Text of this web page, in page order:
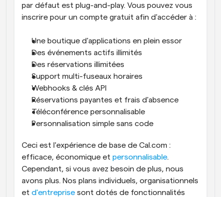
par défaut est plug-and-play. Vous pouvez vous
inscrire pour un compte gratuit afin d'accéder à :
Une boutique d'applications en plein essor
Des événements actifs illimités
Des réservations illimitées
Support multi-fuseaux horaires
Webhooks & clés API
Réservations payantes et frais d'absence
Téléconférence personnalisable
Personnalisation simple sans code
Ceci est l'expérience de base de Cal.com :
efficace, économique et personnalisable.
Cependant, si vous avez besoin de plus, nous
avons plus. Nos plans individuels, organisationnels
et d'entreprise sont dotés de fonctionnalités